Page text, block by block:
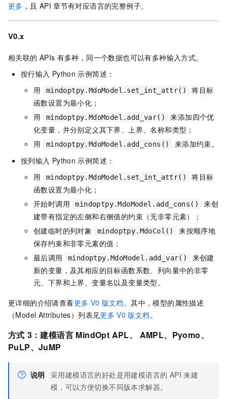
更多 ，且 API 章节有对应语言的完整例子。
V0.x
相关联的 APIs 有多种，同一个数据也可以有多种输入方式。
按行输入 Python 示例简述：
用
mindoptpy.MdoModel.set_int_attr()
将目标
函数设置为最小化；
用
mindoptpy.MdoModel.add_var()
来添加四个优
化变量，并分别定义其下界、上界、名称和类型；
用
mindoptpy.MdoModel.add_cons()
来添加约束。
按列输入 Python 示例简述：
用
mindoptpy.MdoModel.set_int_attr()
将目标
函数设置为最小化；
开始时调用
mindoptpy.MdoModel.add_cons()
来创
建带有指定的左侧和右侧值的约束（无非零元素）；
创建临时的列对象
mindoptpy.MdoCol()
来按顺序地
保存约束和非零元素的值；
最后调用
mindoptpy.MdoModel.add_var()
来创建
新的变量，及其相应的目标函数系数、列向量中的非零
元、下界和上界、变量名以及变量类型。
更详细的介绍请查看更多 V0 版文档 。其中，模型的属性描述
（Model Attributes）列表见更多 V0 版文档 。
方式 3：建模语言 MindOpt APL、 AMPL、Pyomo、
PuLP、JuMP
说明 采用建模语言的好处是用建模语言的 API 来建
模，可以方便切换不同版本求解器。